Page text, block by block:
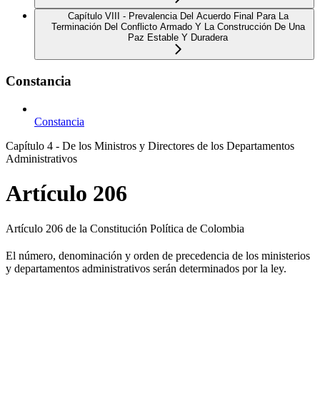
Capítulo VIII - Prevalencia Del Acuerdo Final Para La
Terminación Del Conflicto Armado Y La Construcción De Una
Paz Estable Y Duradera
Constancia
Constancia
Capítulo 4 - De los Ministros y Directores de los Departamentos
Administrativos
Artículo 206
Artículo 206 de la Constitución Política de Colombia
El número, denominación y orden de precedencia de los ministerios
y departamentos administrativos serán determinados por la ley.